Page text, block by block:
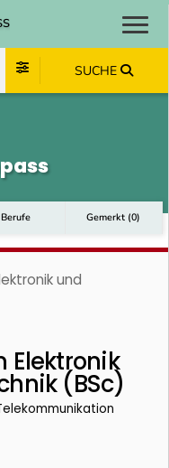
SUCHE
Berufe Gemerkt (0)
und
Elektronik
(BSc)